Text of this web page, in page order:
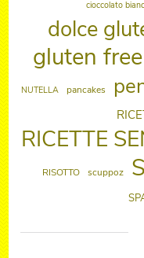
cioccolato
dolce
gluten free
NUTELLA pancakes
RICETTE
RISOTTO scuppoz